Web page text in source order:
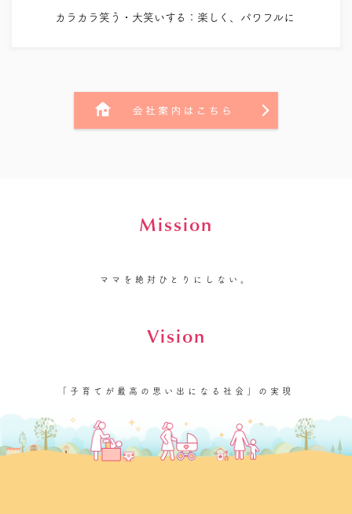
カラカラ笑う・大笑いする：楽しく、パワフルに
Mission
ママを絶対ひとりにしない。
Vision
「子育てが最高の思い出になる社会」の実現